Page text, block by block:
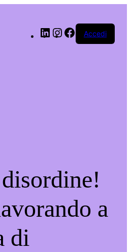
LinkedInInstagram
Facebook
Accedi
a
di